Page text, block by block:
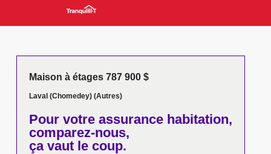
Maison à étages 787 900 $
Laval (Chomedey) (Autres)
Pour votreassurance habitation,
comparez-nous,
ça vaut le coup.